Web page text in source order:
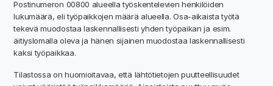
Postinumeron 00800 alueella työskentelevien henkilöiden
lukumäärä, eli työpaikkojen määrä alueella. Osa-aikaista työtä
tekevä muodostaa laskennallisesti yhden työpaikan ja esim.
äitiyslomalla oleva ja hänen sijainen muodostaa laskennallisesti
kaksi työpaikkaa.
Tilastossa on huomioitavaa, että lähtötietojen puutteellisuudet